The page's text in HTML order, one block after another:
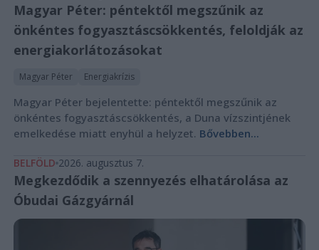
Magyar Péter: péntektől megszűnik az
önkéntes fogyasztáscsökkentés, feloldják az
energiakorlátozásokat
Magyar Péter Energiakrízis
Magyar Péter bejelentette: péntektől megszűnik az
önkéntes fogyasztáscsökkentés, a Duna vízszintjének
emelkedése miatt enyhül a helyzet. Bővebben...
BELFÖLD 2026. augusztus 7.
Megkezdődik a szennyezés elhatárolása az
Óbudai Gázgyárnál